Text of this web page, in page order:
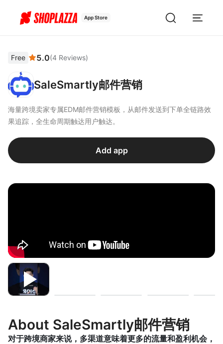
App Store
Free 5.0(4 Reviews)
SaleSmartly邮件营销
海量跨境卖家专属EDM邮件营销模板，从邮件发送到下单全链路效
果追踪，全生命周期触达用户触达。
Add app
About SaleSmartly邮件营销
对于跨境商家来说，多渠道意味着更多的流量和盈利机会，